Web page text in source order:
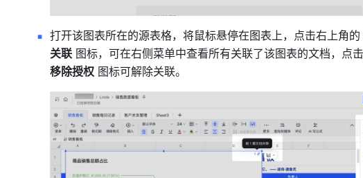
打开该图表所在的源表格，将鼠标悬停在图表上，点击右上角的
关联
移除授权 图标可解除关联。